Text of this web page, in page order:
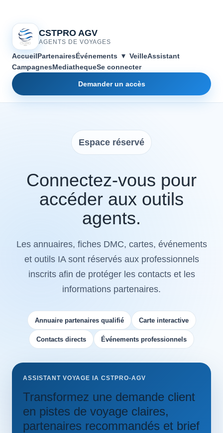
CSTPRO AGV
AGENTS DE VOYAGES
AccueilPartenairesÉvénements ▾ VeilleAssistant
CampagnesMediathequeSe connecter
Demander un accès
Espace réservé
Connectez-vous pour
accéder aux outils
agents.
Les annuaires, fiches DMC, cartes, événements
et outils IA sont réservés aux professionnels
inscrits afin de protéger les contacts et les
informations partenaires.
Annuaire partenaires qualifié Carte interactive
Contacts directs Événements professionnels
ASSISTANT VOYAGE IA CSTPRO-AGV
Transformez une demande client
en pistes de voyage claires,
partenaires recommandés et brief